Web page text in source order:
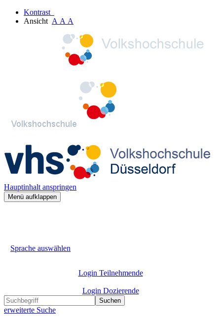
Kontrast
Ansicht A A A
Hauptinhalt anspringen
Menü aufklappen
Sprache auswählen
Login Teilnehmende
Login Dozierende
Suchen
erweiterte Suche